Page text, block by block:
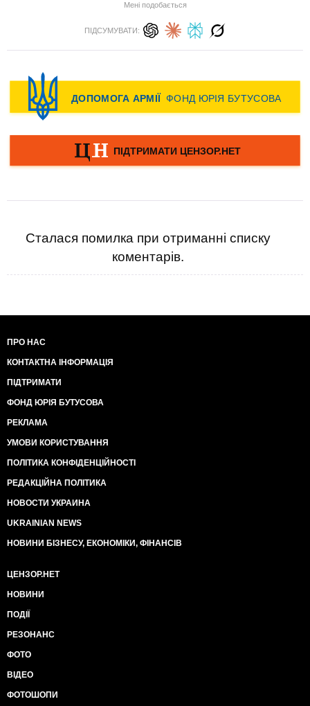
Мені подобається
ПІДСУМУВАТИ:
Сталася помилка при отриманні списку
коментарів.
ПРО НАС
КОНТАКТНА ІНФОРМАЦІЯ
ПІДТРИМАТИ
ФОНД ЮРІЯ БУТУСОВА
РЕКЛАМА
УМОВИ КОРИСТУВАННЯ
ПОЛІТИКА КОНФІДЕНЦІЙНОСТІ
РЕДАКЦІЙНА ПОЛІТИКА
НОВОСТИ УКРАИНА
UKRAINIAN NEWS
НОВИНИ БІЗНЕСУ, ЕКОНОМІКИ, ФІНАНСІВ
ЦЕНЗОР.НЕТ
НОВИНИ
ПОДІЇ
РЕЗОНАНС
ФОТО
ВІДЕО
ФОТОШОПИ